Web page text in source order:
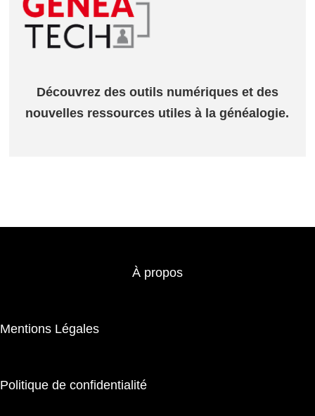
Découvrez des outils numériques et des
nouvelles ressources utiles à la généalogie.
À propos
Mentions Légales
Politique de confidentialité